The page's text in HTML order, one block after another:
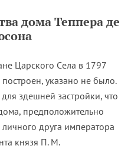
дома Теппера де
Царского Cела в 1797
указано не было.
здешней застройки, что
предположительно
друга императора
князя П. М.